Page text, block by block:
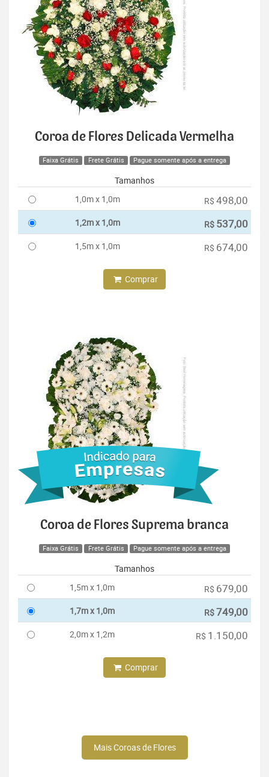
Coroa de Flores Delicada Vermelha
Faixa Grátis Frete Grátis Pague somente após a entrega
Tamanhos
1,0m x 1,0m
R$ 498,00
1,2m x 1,0m R$ 537,00
1,5m x 1,0m R$ 674,00
Comprar
Coroa de Flores Suprema branca
Faixa Grátis Frete Grátis Pague somente após a entrega
Tamanhos
1,5m x 1,0m
R$ 679,00
1,7m x 1,0m R$749,00
2,0m x 1,2m R$ 1.150,00
Comprar
Mais Coroas de Flores